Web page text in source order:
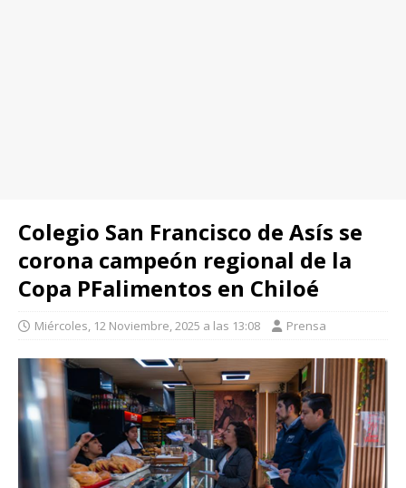
Colegio San Francisco de Asís se
corona campeón regional de la
Copa PFalimentos en Chiloé
Miércoles, 12 Noviembre, 2025 a las 13:08 Prensa